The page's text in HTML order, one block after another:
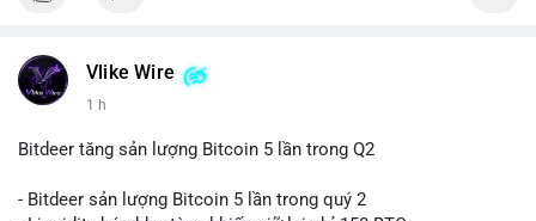
Vlike Wire
1 h
Bitdeer tăng sản lượng Bitcoin 5 lần trong Q2
- Bitdeer sản lượng Bitcoin 5 lần trong quý 2